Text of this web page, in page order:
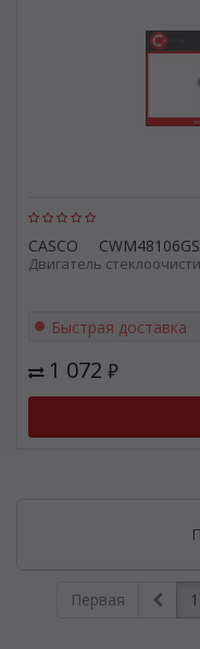
CASCO CWM48106GS
Двигатель
Быстрая доставка
1 072 ₽
Первая 1